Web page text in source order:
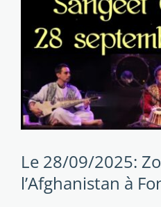
Le 28/09/2025:
l’Afghanistan à